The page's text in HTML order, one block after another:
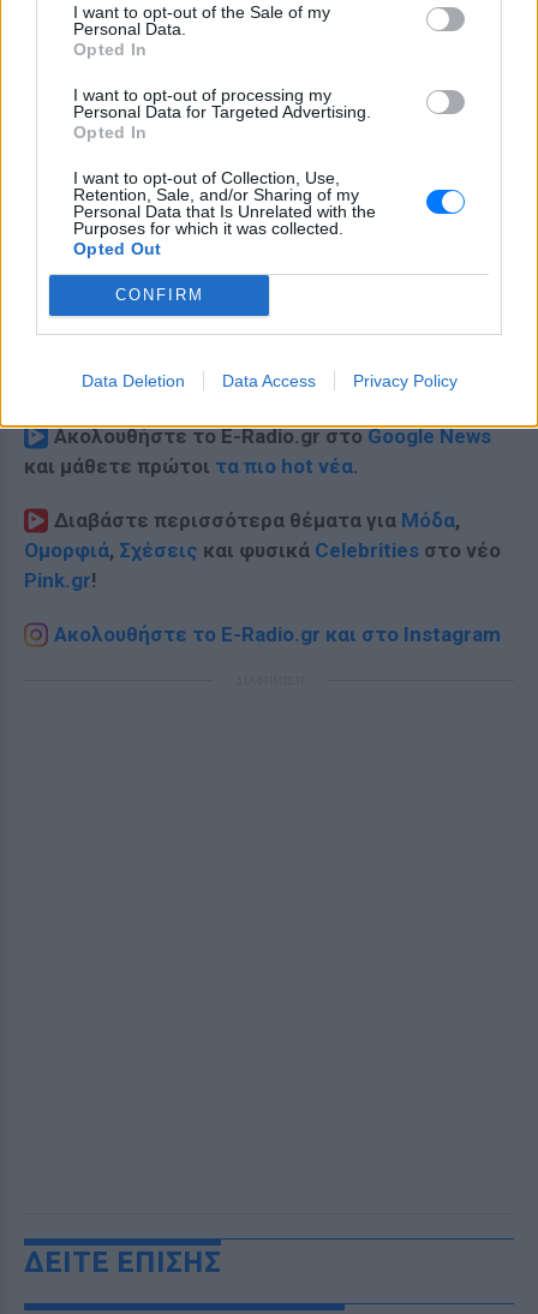
I want to opt-out of the Sale of my
Personal Data.
Opted In
I want to opt-out of processing my
Personal Data for Targeted Advertising.
Opted In
I want to opt-out of Collection, Use,
Retention, Sale, and/or Sharing of my
Personal Data that Is Unrelated with the
Purposes for which it was collected.
Opted Out
CONFIRM
Data Deletion Data Access Privacy Policy
Ακολουθήστε το E-Radio.gr στοGoogle News
και μάθετε πρώτοι τα πιο hot νέα.
Διαβάστε περισσότερα θέματα για Μόδα,
Ομορφιά, Σχέσεις και φυσικά Celebrities στο νέο
Pink.gr!
Ακολουθήστε το E-Radio.gr και στο Instagram
ΔΕΙΤΕ ΕΠΙΣΗΣ